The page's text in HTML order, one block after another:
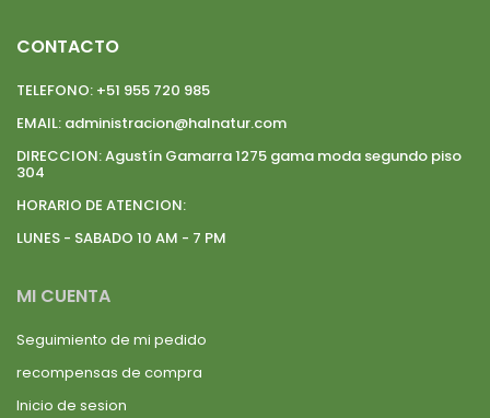
CONTACTO
TELEFONO: +51 955 720 985
EMAIL: administracion@halnatur.com
DIRECCION:Agustín Gamarra 1275 gama moda segundo piso
304
HORARIO DE ATENCION:
LUNES - SABADO 10 AM - 7 PM
MI CUENTA
Seguimiento de mi pedido
recompensas de compra
Inicio de sesion